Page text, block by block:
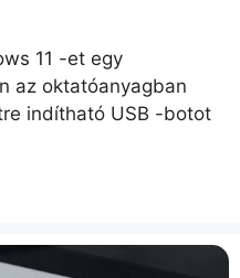
11 -et egy
az oktatóanyagban
indítható USB -botot